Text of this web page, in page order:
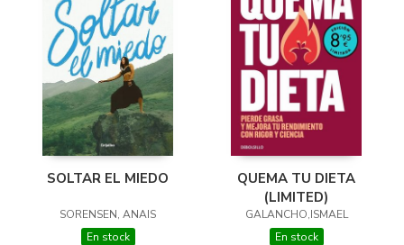
SOLTAR EL MIEDO
SORENSEN, ANAIS
En stock
QUEMA TU DIETA
(LIMITED)
GALANCHO,ISMAEL
En stock